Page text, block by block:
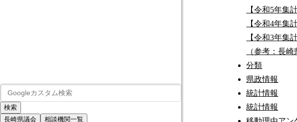
長崎県議会 相談機関一覧
【令和5年集
【令和4年集
【令和3年集
（参考：長
分類
県政情報
統計情報
統計情報